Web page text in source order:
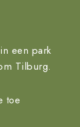
een park
Tilburg.
toe